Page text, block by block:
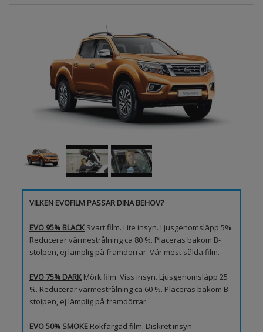
VILKEN EVOFILM PASSAR DINA BEHOV?
EVO 95% BLACK Svart film. Lite insyn. Ljusgenomsläpp 5%
Reducerar värmestrålning ca 80 %. Placeras bakom B-
stolpen, ej lämplig på framdörrar. Vår mest sålda film.
EVO 75% DARK Mörk film. Viss insyn. Ljusgenomsläpp 25
%. Reducerar värmestrålning ca 60 %. Placeras bakom B-
stolpen, ej lämplig på framdörrar.
EVO 50% SMOKE Rökfärgad film. Diskret insyn.